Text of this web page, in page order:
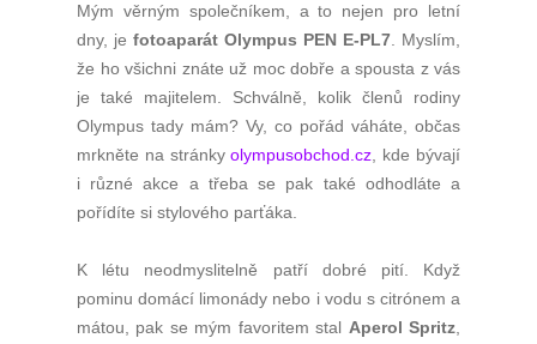
Mým věrným společníkem, a to nejen pro letní
dny, je fotoaparát Olympus PEN E-PL7. Myslím,
že ho všichni znáte už moc dobře a spousta z vás
je také majitelem. Schválně, kolik členů rodiny
Olympus tady mám? Vy, co pořád váháte, občas
mrkněte na stránkyolympusobchod.cz, kde bývají
i různé akce a třeba se pak také odhodláte a
pořídíte si stylového parťáka.
K létu neodmyslitelně patří dobré pití. Když
pominu domácí limonády nebo i vodu s citrónem a
mátou, pak se mým favoritem stal Aperol Spritz,